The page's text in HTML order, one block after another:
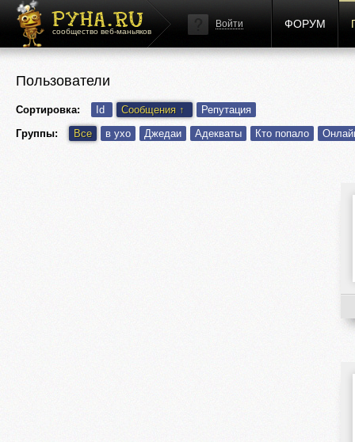
сообщество веб-маньяков
Войти ФОРУМ
Пользователи
Сортировка: Id Сообщения ↑
Репутация
Группы:
Все в ухо Джедаи Адекваты Кто попало